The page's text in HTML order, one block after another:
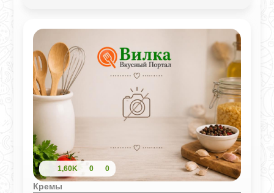
1,60K 0 0
Кремы